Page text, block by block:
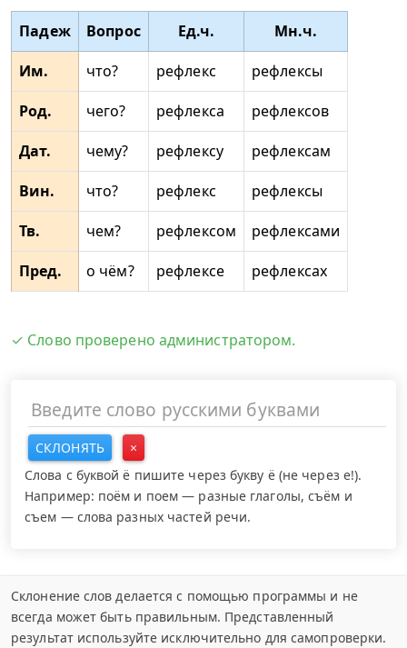
Падеж Вопрос Ед.ч.
Мн.ч.
Им.
что? рефлекс
рефлексы
Род.
чего? рефлекса
рефлексов
Дат.
чему? рефлексу
рефлексам
Вин.
что? рефлекс
рефлексы
Тв.
чем? рефлексом
рефлексами
Пред.
о чём? рефлексе рефлексах
✓ Слово проверено администратором.
СКЛОНЯТЬ
×
Слова с буквой ё пишите через букву ё (не через е!).
Например: поём и поем — разные глаголы, съём и
съем — слова разных частей речи.
Склонение слов делается с помощью программы и не
всегда может быть правильным. Представленный
результат используйте исключительно для самопроверки.